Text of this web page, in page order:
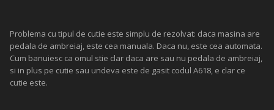
Problema cu tipul de cutie este simplu de rezolvat: daca masina are
pedala de ambreiaj, este cea manuala. Daca nu, este cea automata.
Cum banuiesc ca omul stie clar daca are sau nu pedala de ambreiaj,
si in plus pe cutie sau undeva este de gasit codul A618, e clar ce
cutie este.